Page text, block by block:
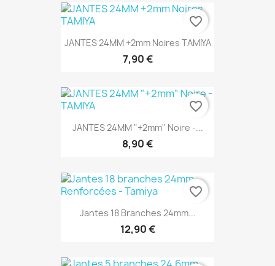
JANTES 24MM +2mm Noires TAMIYA
7,90 €
favorite_border
JANTES 24MM "+2mm" Noire -...
8,90 €
favorite_border
Jantes 18 Branches 24mm...
12,90 €
favorite_border